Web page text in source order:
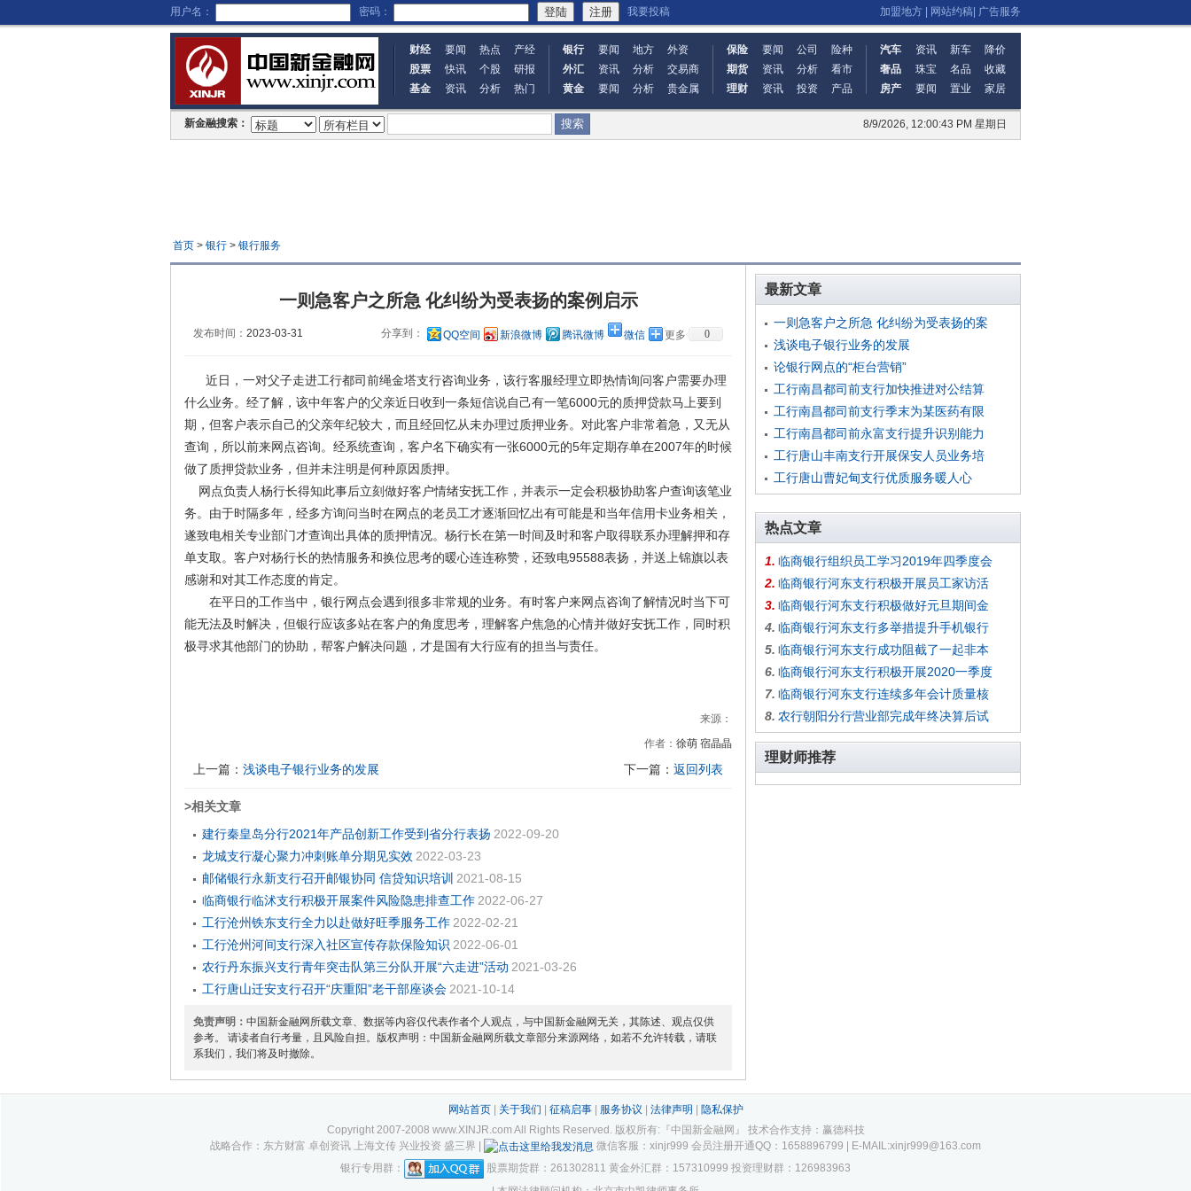
用户名： 密码： 我要投稿 加盟地方 网站约稿 广告服务
财经 要闻 热点
产经
股票
快讯 个股
研报
基金
资讯 分析 热门
银行 要闻 地方
外资
外汇
资讯 分析
交易商
黄金
要闻 分析 贵金属
保险 要闻 公司
险种
期货
资讯 分析
看市
理财
资讯 投资 产品
汽车 资讯 新车
降价
奢品
珠宝 名品
收藏
房产
要闻 置业 家居
8/9/2026, 12:00:43 PM 星期日
新金融搜索：
首页> 银行> 银行服务
一则急客户之所急 化纠纷为受表扬的案例启示
发布时间： 2023-03-31 分享到： QQ空间 新浪微博 腾讯微博 微信 更多 0
近日，一对父子走进工行都司前绳金塔支行咨询业务，该行客服经理立即热情询问客户需要办理
什么业务。经了解，该中年客户的父亲近日收到一条短信说自己有一笔6000元的质押贷款马上要到
期，但客户表示自己的父亲年纪较大，而且经回忆从未办理过质押业务。对此客户非常着急，又无从
查询，所以前来网点咨询。经系统查询，客户名下确实有一张6000元的5年定期存单在2007年的时候
做了质押贷款业务，但并未注明是何种原因质押。
网点负责人杨行长得知此事后立刻做好客户情绪安抚工作，并表示一定会积极协助客户查询该笔业
务。由于时隔多年，经多方询问当时在网点的老员工才逐渐回忆出有可能是和当年信用卡业务相关，
遂致电相关专业部门才查询出具体的质押情况。杨行长在第一时间及时和客户取得联系办理解押和存
单支取。客户对杨行长的热情服务和换位思考的暖心连连称赞，还致电95588表扬，并送上锦旗以表
感谢和对其工作态度的肯定。
在平日的工作当中，银行网点会遇到很多非常规的业务。有时客户来网点咨询了解情况时当下可
能无法及时解决，但银行应该多站在客户的角度思考，理解客户焦急的心情并做好安抚工作，同时积
极寻求其他部门的协助，帮客户解决问题，才是国有大行应有的担当与责任。
来源：
作者： 徐萌 宿晶晶
上一篇： 浅谈电子银行业务的发展 下一篇： 返回列表
>相关文章
建行秦皇岛分行2021年产品创新工作受到省分行表扬 2022-09-20
龙城支行凝心聚力冲刺账单分期见实效 2022-03-23
邮储银行永新支行召开邮银协同 信贷知识培训 2021-08-15
临商银行临沭支行积极开展案件风险隐患排查工作 2022-06-27
工行沧州铁东支行全力以赴做好旺季服务工作 2022-02-21
工行沧州河间支行深入社区宣传存款保险知识 2022-06-01
农行丹东振兴支行青年突击队第三分队开展“六走进”活动 2021-03-26
工行唐山迁安支行召开“庆重阳”老干部座谈会 2021-10-14
免责声明： 中国新金融网所载文章、数据等内容仅代表作者个人观点，与中国新金融网无关，其陈述、观点仅供
参考。 请读者自行考量，且风险自担。版权声明：中国新金融网所载文章部分来源网络，如若不允许转载，请联
系我们，我们将及时撤除。
最新文章
一则急客户之所急 化纠纷为受表扬的案
浅谈电子银行业务的发展
论银行网点的“柜台营销”
工行南昌都司前支行加快推进对公结算
工行南昌都司前支行季末为某医药有限
工行南昌都司前永富支行提升识别能力
工行唐山丰南支行开展保安人员业务培
工行唐山曹妃甸支行优质服务暖人心
热点文章
1. 临商银行组织员工学习2019年四季度会
2. 临商银行河东支行积极开展员工家访活
3. 临商银行河东支行积极做好元旦期间金
4. 临商银行河东支行多举措提升手机银行
5. 临商银行河东支行成功阻截了一起非本
6. 临商银行河东支行积极开展2020一季度
7. 临商银行河东支行连续多年会计质量核
8. 农行朝阳分行营业部完成年终决算后试
理财师推荐
网站首页| 关于我们 征稿启事| 服务协议 法律声明
隐私保护
Copyright 2007-2008 www.XINJR.com All Rights Reserved. 版权所有:『中国新金融网』 技术合作支持：赢德科技
战略合作：东方财富 卓创资讯 上海文传 兴业投资 盛三界 |
微信客服：xinjr999 会员注册开通QQ：1658896799 | E-MAIL:xinjr999@163.com
银行专用群：
股票期货群：261302811 黄金外汇群：157310999 投资理财群：126983963